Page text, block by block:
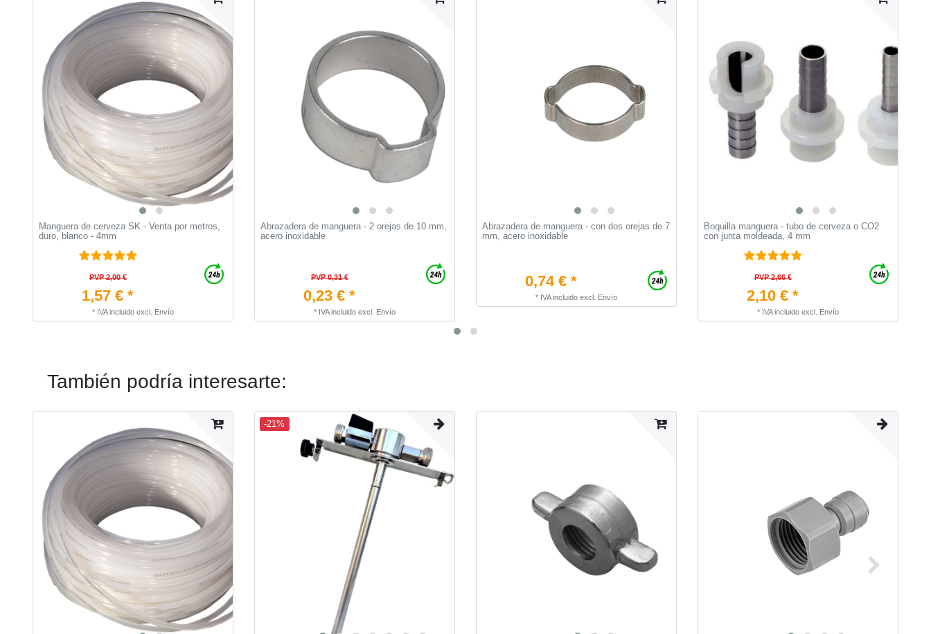
Manguera de cerveza SK - Venta por metros,
duro, blanco - 4mm
PVP 2,00 €
1,57 € *
* IVA incluido excl. Envío
Abrazadera de manguera - 2 orejas de 10 mm,
acero inoxidable
PVP 0,31 €
0,23 € *
* IVA incluido excl. Envío
Abrazadera de manguera - con dos orejas de 7
mm, acero inoxidable
0,74 € *
* IVA incluido excl. Envío
Boquilla manguera - tubo de cerveza o CO2
con junta moldeada, 4 mm
PVP 2,66 €
2,10 € *
* IVA incluido excl. Envío
También podría interesarte:
-21%